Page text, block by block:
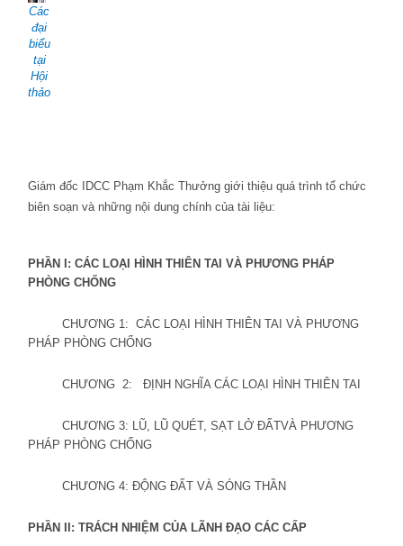
Các
đại
biểu
tại
Hội
thảo
Giám đốc IDCC Phạm Khắc Thưởng giới thiệu quá trình tổ chức
biên soạn và những nội dung chính của tài liệu:
PHẦN : CÁC LOẠI HÌNH THIÊN TAI VÀ PHƯƠNG PHÁP
PHÒNG CHỐNG
CHƯƠNG 1: CÁC LOẠI HÌNH THIÊN TAI VÀ P HƯƠNG
PHÁP PHÒNG CHỐNG
CHƯƠNG 2: ĐỊNH NGHĨA CÁC LOẠI HÌNH THIÊN TAI
CHƯƠNG 3: LŨ, LŨ QUÉT, SẠT LỞ ĐẤTVÀ PHƯƠNG
PHÁP PHÒNG CHỐNG
CHƯƠNG 4: ĐỘNG ĐẤT VÀ SÓNG THẦN
PHẦN I: TRÁCH NHIỆM CỦA LÃNH ĐẠO CÁC CẤP